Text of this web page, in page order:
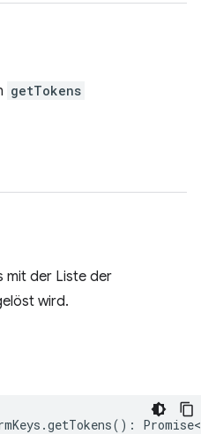
getTokens
mit der Liste der
wird.
.getTokens() : Promise<